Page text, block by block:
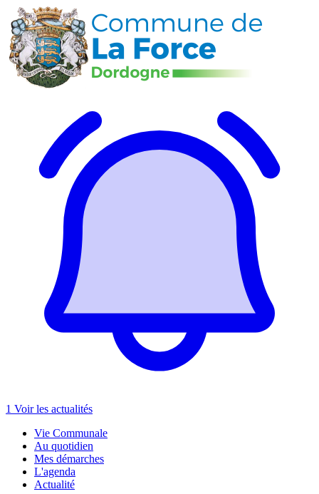
1 Voir les actualités
Vie Communale
Au quotidien
Mes démarches
L'agenda
Actualité